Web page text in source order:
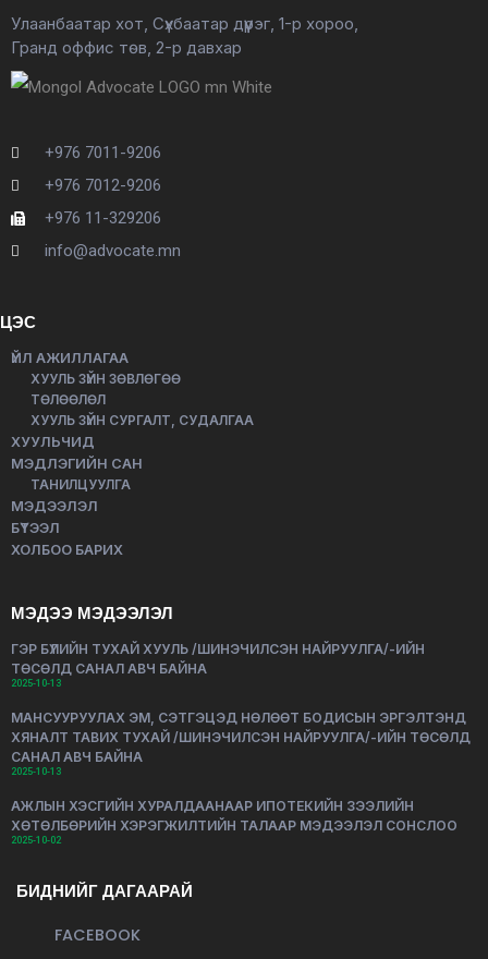
Улаанбаатар хот, Сүхбаатар дүүрэг, 1-р хороо,
Гранд оффис төв, 2-р давхар
+976 7011-9206
+976 7012-9206
+976 11-329206
info@advocate.mn
ЦЭС
ҮЙЛ АЖИЛЛАГАА
ХУУЛЬ ЗҮЙН ЗӨВЛӨГӨӨ
ТӨЛӨӨЛӨЛ
ХУУЛЬ ЗҮЙН СУРГАЛТ, СУДАЛГАА
ХУУЛЬЧИД
МЭДЛЭГИЙН САН
ТАНИЛЦУУЛГА
МЭДЭЭЛЭЛ
БҮТЭЭЛ
ХОЛБОО БАРИХ
МЭДЭЭ МЭДЭЭЛЭЛ
ГЭР БҮЛИЙН ТУХАЙ ХУУЛЬ /ШИНЭЧИЛСЭН НАЙРУУЛГА/-ИЙН
ТӨСӨЛД САНАЛ АВЧ БАЙНА
2025-10-13
МАНСУУРУУЛАХ ЭМ, СЭТГЭЦЭД НӨЛӨӨТ БОДИСЫН ЭРГЭЛТЭНД
ХЯНАЛТ ТАВИХ ТУХАЙ /ШИНЭЧИЛСЭН НАЙРУУЛГА/-ИЙН ТӨСӨЛД
САНАЛ АВЧ БАЙНА
2025-10-13
АЖЛЫН ХЭСГИЙН ХУРАЛДААНААР ИПОТЕКИЙН ЗЭЭЛИЙН
ХӨТӨЛБӨРИЙН ХЭРЭГЖИЛТИЙН ТАЛААР МЭДЭЭЛЭЛ СОНСЛОО
2025-10-02
БИДНИЙГ ДАГААРАЙ
FACEBOOK